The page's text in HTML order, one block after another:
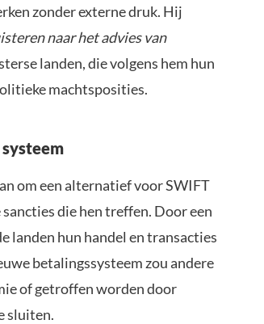
zonder externe druk. Hij
naar het advies van
landen, die volgens hem hun
machtsposities.
om een alternatief voor SWIFT
die hen treffen. Door een
landen hun handel en transacties
betalingssysteem zou andere
of getroffen worden door
sluiten.